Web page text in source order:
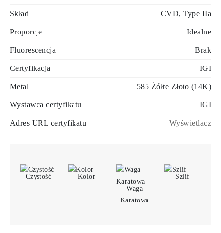
Skład CVD, Type IIa
Proporcje Idealne
Fluorescencja Brak
Certyfikacja IGI
Metal 585 Żółte Złoto (14K)
Wystawca certyfikatu IGI
Adres URL certyfikatu Wyświetlacz
Czystość
Kolor
Waga
Karatowa
Szlif